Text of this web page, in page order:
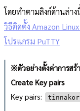
โดยทำตามลิงก์ด้านล่าง
วิธีติดตั้ง Amazon
โปรแกรม PuTTY
※ตัวอย่างตั้งค่าการส
Create Key pairs
Key pairs: